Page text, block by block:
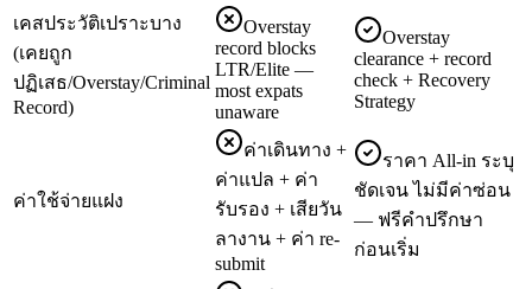
เคสประวัติเปราะบาง
(เคยถูก
ปฏิเสธ/Overstay/Criminal
Record)
Overstay
record blocks
LTR/Elite —
most expats
unaware
Overstay
clearance + record
check + Recovery
Strategy
ค่าใช้จ่ายแฝง
ค่าเดินทาง +
ค่าแปล + ค่า
รับรอง + เสียวัน
ลางาน + ค่า re-
submit
ราคา All-in ระบุ
ชัดเจน ไม่มีค่าซ่อน
— ฟรีคำปรึกษา
ก่อนเริ่ม